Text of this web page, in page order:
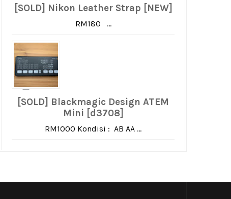
[SOLD] Nikon Leather Strap [NEW]
RM180 ...
[SOLD] Blackmagic Design ATEM
Mini [d3708]
RM1000 Kondisi : AB AA ...